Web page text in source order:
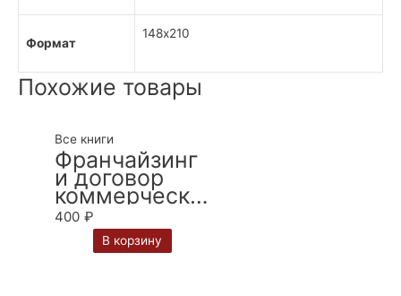
Формат
148х210
Похожие товары
Все книги
Франчайзинг
и договор
коммерческо
й концессии:
итоги и
перспективы
400 ₽
В корзину